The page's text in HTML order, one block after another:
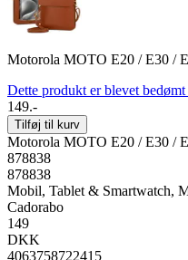
Motorola MOTO E20 / E30 /
Dette produkt er blevet
149.-
Tilføj til kurv
Motorola MOTO E20 / E30 /
878838
878838
Mobil, Tablet & Smartwatch,
Cadorabo
149
DKK
4063758722415